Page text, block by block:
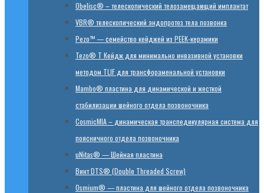
Obelisc® – телескопический телозамещающий имплантат
VBR® телескопический эндопротез тела позвонка
Pezo™ — семейство кейджей из PEEK-керамики
Tezo® T Кейдж для минимально инвазивной установки
методом TLIF для трансфораменальной установки
Mambo® пластина для динамической и жесткой
стабилизации шейного отдела позвоночника
CosmicMIA – динамическая транспедикулярная система для
поясничного отдела позвоночника
uNitas® — Шейная пластина
Винт DTS® (Double Threaded Screw)
Osmium® — пластина для шейного отдела позвоночника